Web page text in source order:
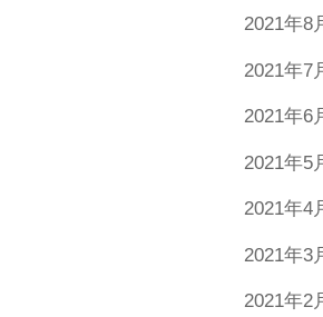
2021年8
2021年7
2021年6
2021年5
2021年4
2021年3
2021年2